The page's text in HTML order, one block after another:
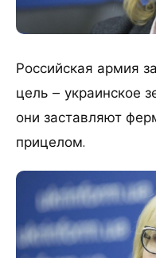
Российская армия
цель – украинское
они заставляют
прицелом.